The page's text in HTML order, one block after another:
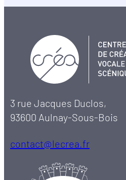
3 rue Jacques Duclos,
93600 Aulnay-Sous-Bois
contact@lecrea.fr